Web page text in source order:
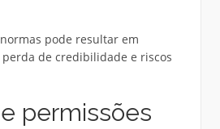
pode resultar em
de credibilidade e riscos
permissões